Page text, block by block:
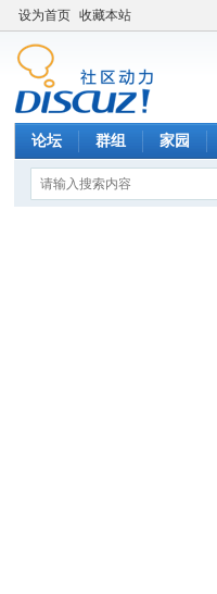
设为首页 收藏本站
论坛 群组 家园